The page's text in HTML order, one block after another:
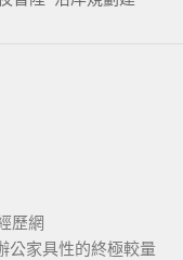
歷網
公家具性的終極較量